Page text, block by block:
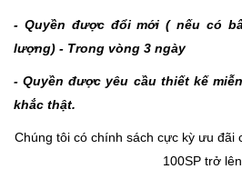
- Quyền được đổi mới ( nếu có
lượng) - Trong vòng 3 ngày
- Quyền được yêu cầu thiết kế
khắc thật.
Chúng tôi có chính sách cực kỳ ưu đãi
100SP trở lên,